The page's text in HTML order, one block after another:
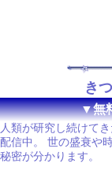
き
▼無
人類が研究し続けて
配信中。 世の盛衰や
秘密が分かります。